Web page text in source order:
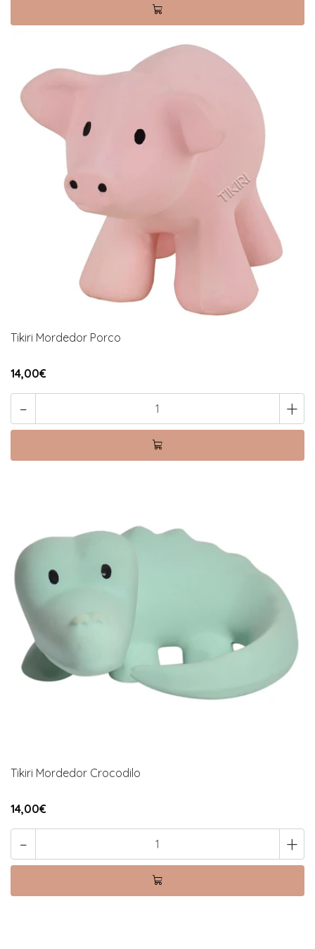
Tikiri Mordedor Porco
14,00€
- +
Tikiri Mordedor Crocodilo
14,00€
- +